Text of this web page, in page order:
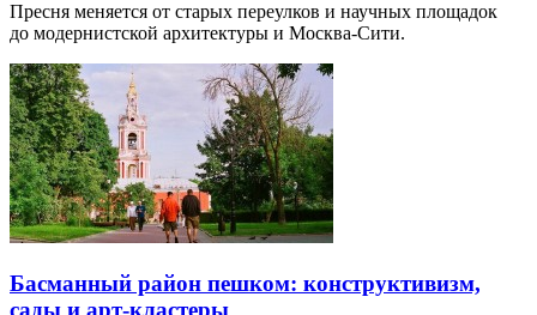
Пресня меняется от старых переулков и научных площадок
до модернистской архитектуры и Москва-Сити.
Басманный район пешком: конструктивизм,
сады и арт-кластеры